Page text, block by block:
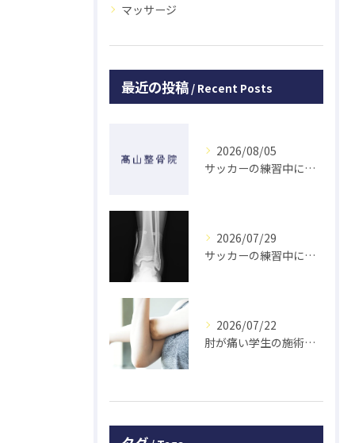
マッサージ
最近の投稿 Recent Posts
2026/08/05
サッカーの練習中に指を突き指して怪我した学生の初回対応と施術 大鳥居にある整骨院
2026/07/29
サッカーの練習中に足の怪我をした学生の初回対応と施術 大鳥居にある整骨院
2026/07/22
肘が痛い学生の施術 大鳥居にある整骨院